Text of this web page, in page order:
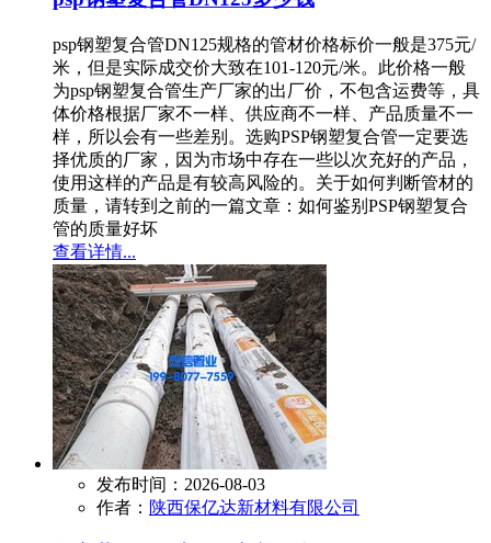
psp钢塑复合管DN125规格的管材价格标价一般是375元/
米，但是实际成交价大致在101-120元/米。此价格一般
为psp钢塑复合管生产厂家的出厂价，不包含运费等，具
体价格根据厂家不一样、供应商不一样、产品质量不一
样，所以会有一些差别。选购PSP钢塑复合管一定要选
择优质的厂家，因为市场中存在一些以次充好的产品，
使用这样的产品是有较高风险的。关于如何判断管材的
质量，请转到之前的一篇文章：如何鉴别PSP钢塑复合
管的质量好坏
查看详情...
发布时间：2026-08-03
作者： 陕西保亿达新材料有限公司